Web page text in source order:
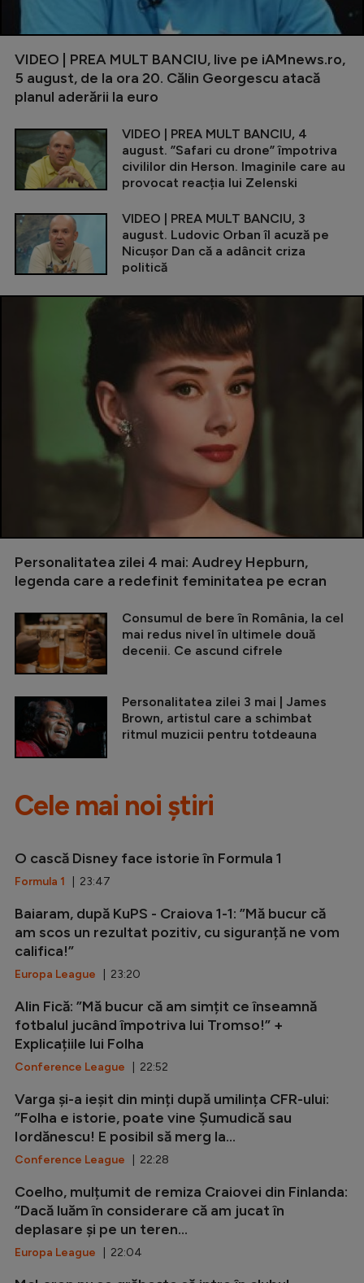
VIDEO | PREA MULT BANCIU, live pe iAMnews.ro,
5 august, de la ora 20. Călin Georgescu atacă
planul aderării la euro
VIDEO | PREA MULT BANCIU, 4
august. ”Safari cu drone” împotriva
civililor din Herson. Imaginile care au
provocat reacția lui Zelenski
VIDEO | PREA MULT BANCIU, 3
august. Ludovic Orban îl acuză pe
Nicușor Dan că a adâncit criza
politică
Personalitatea zilei 4 mai: Audrey Hepburn,
legenda care a redefinit feminitatea pe ecran
Consumul de bere în România, la cel
mai redus nivel în ultimele două
decenii. Ce ascund cifrele
Personalitatea zilei 3 mai | James
Brown, artistul care a schimbat
ritmul muzicii pentru totdeauna
Cele mai noi știri
O cască Disney face istorie în Formula 1
Formula 1 | 23:47
Baiaram, după KuPS - Craiova 1-1: ”Mă bucur că
am scos un rezultat pozitiv, cu siguranță ne vom
califica!”
Europa League | 23:20
Alin Fică: ”Mă bucur că am simțit ce înseamnă
fotbalul jucând împotriva lui Tromso!” +
Explicațiile lui Folha
Conference League | 22:52
Varga și-a ieșit din minți după umilința CFR-ului:
”Folha e istorie, poate vine Șumudică sau
Iordănescu! E posibil să merg la...
Conference League | 22:28
Coelho, mulțumit de remiza Craiovei din Finlanda:
”Dacă luăm în considerare că am jucat în
deplasare și pe un teren...
Europa League | 22:04